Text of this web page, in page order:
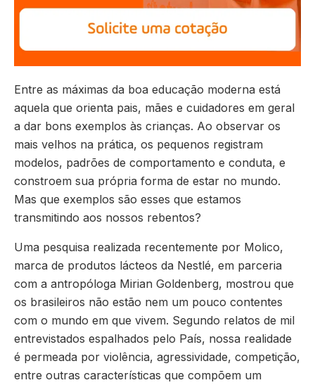
Entre as máximas da boa educação moderna está
aquela que orienta pais, mães e cuidadores em geral
a dar bons exemplos às crianças. Ao observar os
mais velhos na prática, os pequenos registram
modelos, padrões de comportamento e conduta, e
constroem sua própria forma de estar no mundo.
Mas que exemplos são esses que estamos
transmitindo aos nossos rebentos?
Uma pesquisa realizada recentemente por Molico,
marca de produtos lácteos da Nestlé, em parceria
com a antropóloga Mirian Goldenberg, mostrou que
os brasileiros não estão nem um pouco contentes
com o mundo em que vivem. Segundo relatos de mil
entrevistados espalhados pelo País, nossa realidade
é permeada por violência, agressividade, competição,
entre outras características que compõem um